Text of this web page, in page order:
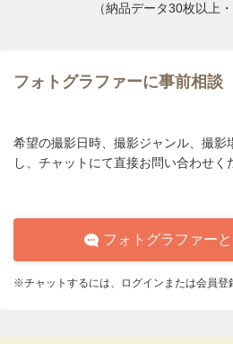
（納品データ30枚以上
フォトグラファーに事前相談
希望の撮影日時、撮影ジャンル、撮影
し、チャットにて直接お問い合わせく
フォトグラファー
※チャットするには、ログインまたは会員登